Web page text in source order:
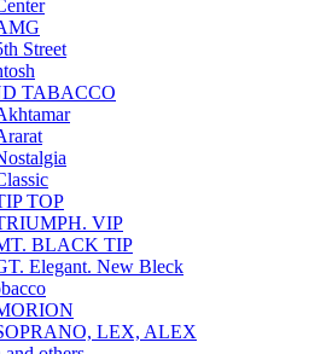
Street
TABACCO
TOP
VIP
BLACK TIP
Elegant. New Bleck
LEX, ALEX